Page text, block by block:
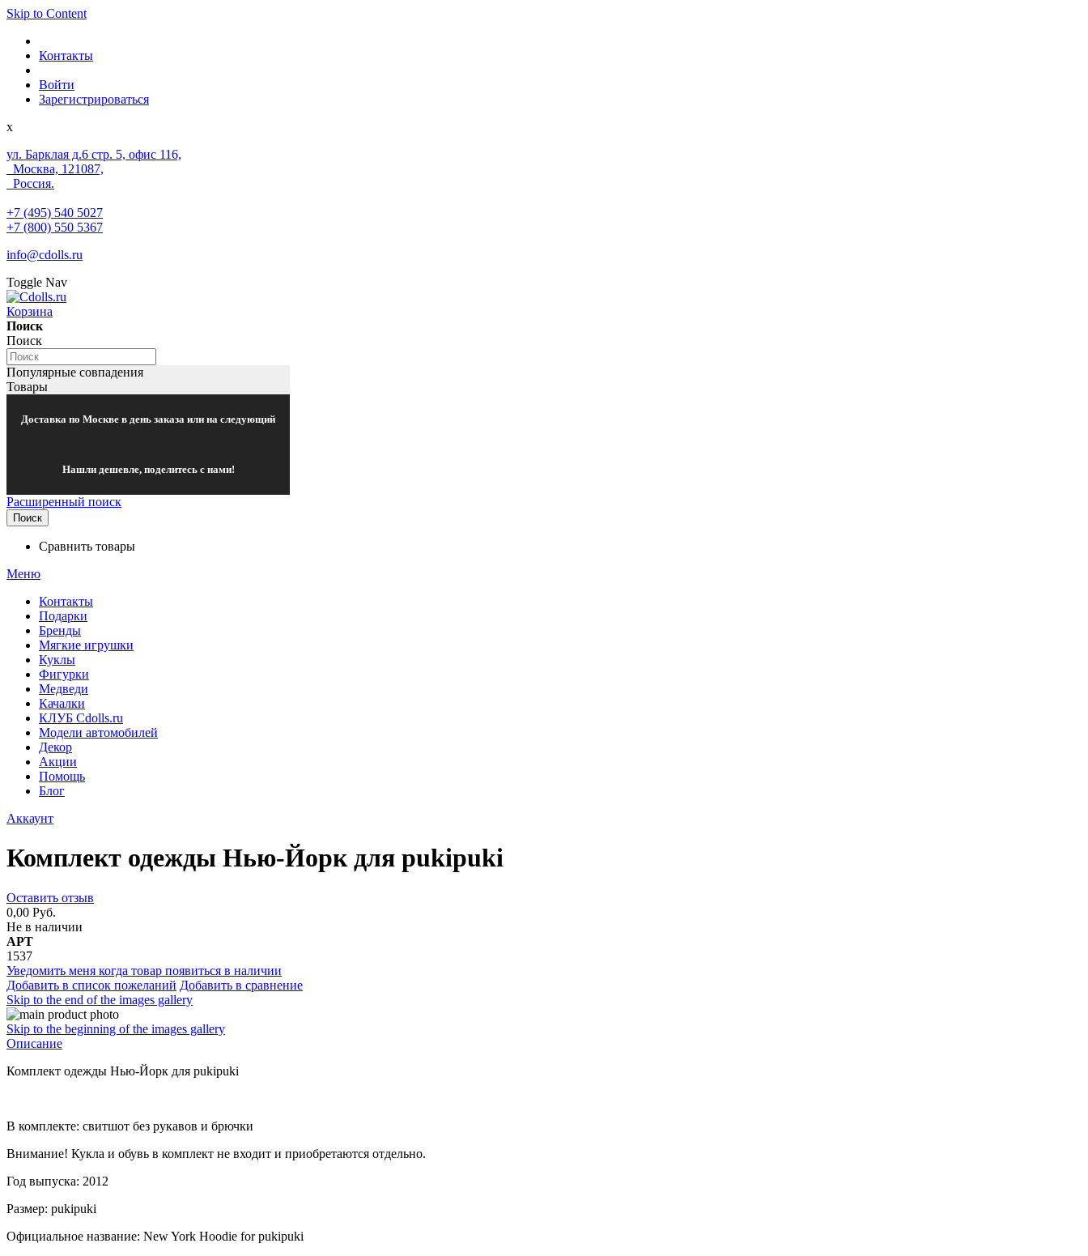
Skip to Content
Контакты
Войти
Зарегистрироваться
x
ул. Барклая д.6 стр. 5, офис 116,
Москва, 121087,
Россия.
+7 (495) 540 5027
+7 (800) 550 5367
info@cdolls.ru
Toggle Nav
Корзина
Поиск
Поиск
Популярные совпадения
Товары
Доставка по Москве в день заказа или на следующий
Нашли дешевле, поделитесь с нами!
Расширенный поиск
Поиск
Сравнить товары
Меню
Контакты
Подарки
Бренды
Мягкие игрушки
Куклы
Фигурки
Медведи
Качалки
КЛУБ Cdolls.ru
Модели автомобилей
Декор
Акции
Помощь
Блог
Аккаунт
Комплект одежды Нью-Йорк для pukipuki
Оставить отзыв
0,00 Руб.
Не в наличии
АРТ
1537
Уведомить меня когда товар появиться в наличии
Добавить в список пожеланий Добавить в сравнение
Skip to the end of the images gallery
Skip to the beginning of the images gallery
Описание
Комплект одежды Нью-Йорк для pukipuki
В комплекте: свитшот без рукавов и брючки
Внимание! Кукла и обувь в комплект не входит и приобретаются отдельно.
Год выпуска: 2012
Размер: pukipuki
Официальное название: New York Hoodie for pukipuki